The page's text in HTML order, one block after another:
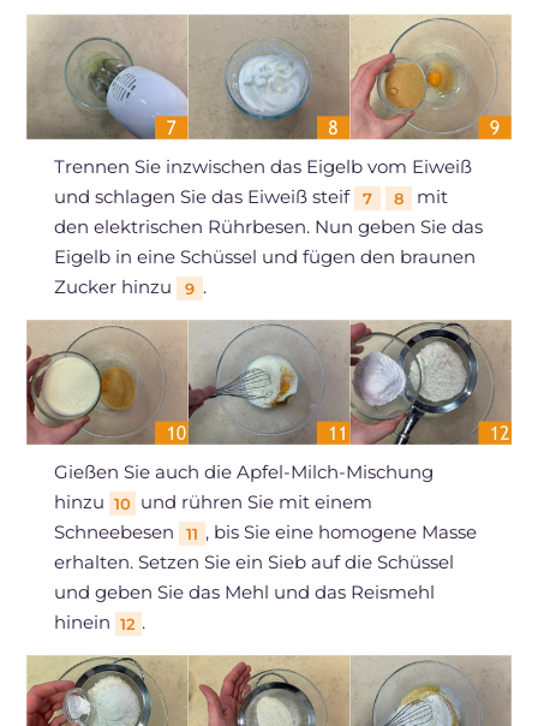
Trennen Sie inzwischen das Eigelb vom Eiweiß
und schlagen Sie das Eiweiß steif
7 8
mit
den elektrischen Rührbesen. Nun geben Sie das
Eigelb in eine Schüssel und fügen den braunen
Zucker hinzu
9 .
Gießen Sie auch die Apfel-Milch-Mischung
hinzu 10 und rühren Sie mit einem
Schneebesen
11 , bis Sie eine homogene Masse
erhalten. Setzen Sie ein Sieb auf die Schüssel
und geben Sie das Mehl und das Reismehl
hinein 12 .